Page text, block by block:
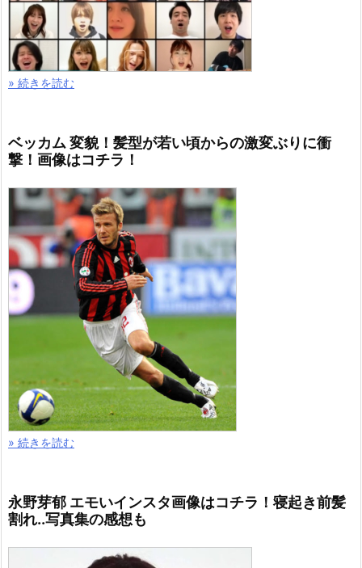
» 続きを読む
ベッカム 変貌！髪型が若い頃からの激変ぶりに衝
撃！画像はコチラ！
» 続きを読む
永野芽郁 エモいインスタ画像はコチラ！寝起き前髪
割れ..写真集の感想も